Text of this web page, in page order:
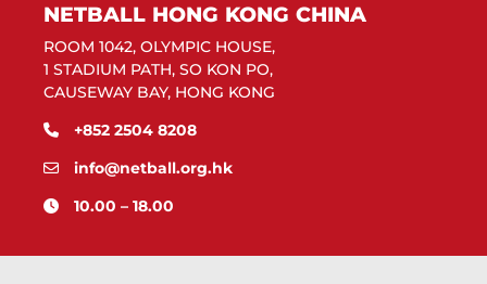
NETBALL HONG KONG CHINA
ROOM 1042, OLYMPIC HOUSE,
1 STADIUM PATH, SO KON PO,
CAUSEWAY BAY, HONG KONG
+852 2504 8208
info@netball.org.hk
10.00 – 18.00